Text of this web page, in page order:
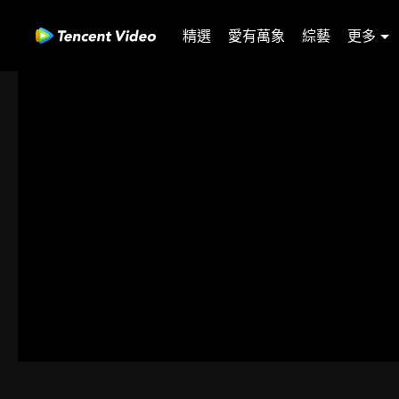
精選 愛有萬象 綜藝 更多